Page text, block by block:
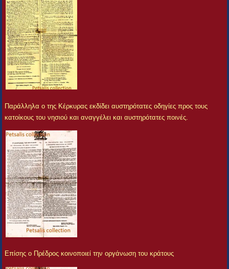
Παράλληλα ο της Κέρκυρας εκδίδει αυστηρότατες οδηγίες προς τους
κατοίκους του νησιού και αναγγέλει και αυστηρότατες ποινές.
Επίσης ο Πρέδρος κοινοποιεί την οργάνωση του κράτους